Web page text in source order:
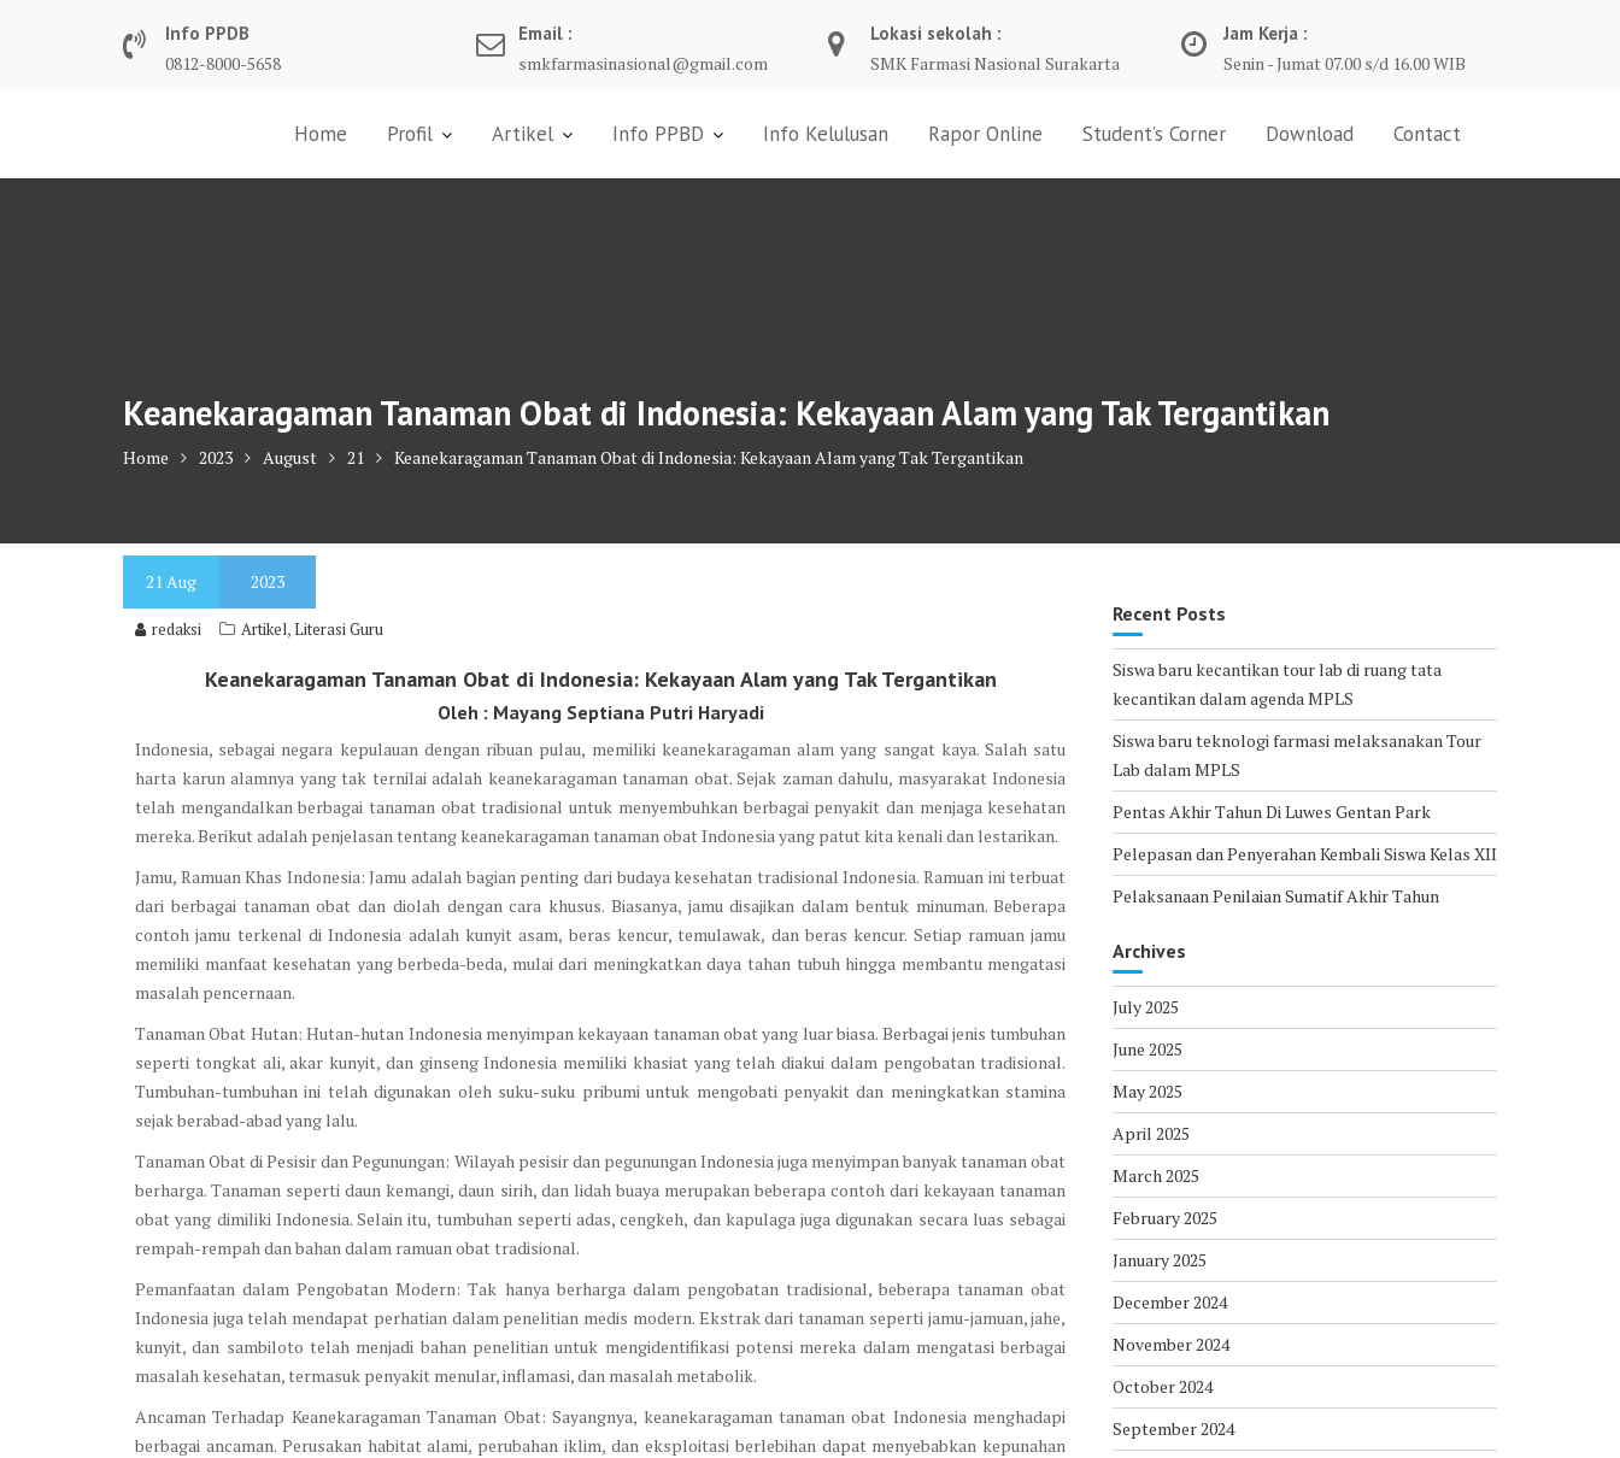
Info PPDB
0812-8000-5658
Email :
smkfarmasinasional@gmail.com
Lokasi sekolah :
SMK Farmasi Nasional Surakarta
Jam Kerja :
Senin - Jumat 07.00 s/d 16.00 WIB
Home Profil Artikel Info PPBD Info Kelulusan Rapor Online Student’s Corner Download Contact
Keanekaragaman Tanaman Obat di Indonesia: Kekayaan Alam yang Tak Tergantikan
Home 2023 August 21 Keanekaragaman Tanaman Obat di Indonesia: Kekayaan Alam yang Tak Tergantikan
21Aug 2023
redaksi Artikel,Literasi Guru
Keanekaragaman Tanaman Obat di Indonesia: Kekayaan Alam yang Tak Tergantikan
Oleh : Mayang Septiana Putri Haryadi
Indonesia, sebagai negara kepulauan dengan ribuan pulau, memiliki keanekaragaman alam yang sangat kaya. Salah satu
harta karun alamnya yang tak ternilai adalah keanekaragaman tanaman obat. Sejak zaman dahulu, masyarakat Indonesia
telah mengandalkan berbagai tanaman obat tradisional untuk menyembuhkan berbagai penyakit dan menjaga kesehatan
mereka. Berikut adalah penjelasan tentang keanekaragaman tanaman obat Indonesia yang patut kita kenali dan lestarikan.
Jamu, Ramuan Khas Indonesia: Jamu adalah bagian penting dari budaya kesehatan tradisional Indonesia. Ramuan ini terbuat
dari berbagai tanaman obat dan diolah dengan cara khusus. Biasanya, jamu disajikan dalam bentuk minuman. Beberapa
contoh jamu terkenal di Indonesia adalah kunyit asam, beras kencur, temulawak, dan beras kencur. Setiap ramuan jamu
memiliki manfaat kesehatan yang berbeda-beda, mulai dari meningkatkan daya tahan tubuh hingga membantu mengatasi
masalah pencernaan.
Tanaman Obat Hutan: Hutan-hutan Indonesia menyimpan kekayaan tanaman obat yang luar biasa. Berbagai jenis tumbuhan
seperti tongkat ali, akar kunyit, dan ginseng Indonesia memiliki khasiat yang telah diakui dalam pengobatan tradisional.
Tumbuhan-tumbuhan ini telah digunakan oleh suku-suku pribumi untuk mengobati penyakit dan meningkatkan stamina
sejak berabad-abad yang lalu.
Tanaman Obat di Pesisir dan Pegunungan: Wilayah pesisir dan pegunungan Indonesia juga menyimpan banyak tanaman obat
berharga. Tanaman seperti daun kemangi, daun sirih, dan lidah buaya merupakan beberapa contoh dari kekayaan tanaman
obat yang dimiliki Indonesia. Selain itu, tumbuhan seperti adas, cengkeh, dan kapulaga juga digunakan secara luas sebagai
rempah-rempah dan bahan dalam ramuan obat tradisional.
Pemanfaatan dalam Pengobatan Modern: Tak hanya berharga dalam pengobatan tradisional, beberapa tanaman obat
Indonesia juga telah mendapat perhatian dalam penelitian medis modern. Ekstrak dari tanaman seperti jamu-jamuan, jahe,
kunyit, dan sambiloto telah menjadi bahan penelitian untuk mengidentifikasi potensi mereka dalam mengatasi berbagai
masalah kesehatan, termasuk penyakit menular, inflamasi, dan masalah metabolik.
Ancaman Terhadap Keanekaragaman Tanaman Obat: Sayangnya, keanekaragaman tanaman obat Indonesia menghadapi
berbagai ancaman. Perusakan habitat alami, perubahan iklim, dan eksploitasi berlebihan dapat menyebabkan kepunahan
Recent Posts
Siswa baru kecantikan tour lab di ruang tata
kecantikan dalam agenda MPLS
Siswa baru teknologi farmasi melaksanakan Tour
Lab dalam MPLS
Pentas Akhir Tahun Di Luwes Gentan Park
Pelepasan dan Penyerahan Kembali Siswa Kelas XII
Pelaksanaan Penilaian Sumatif Akhir Tahun
Archives
July 2025
June 2025
May 2025
April 2025
March 2025
February 2025
January 2025
December 2024
November 2024
October 2024
September 2024